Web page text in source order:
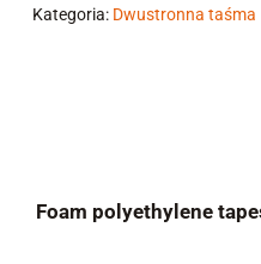
Kategoria: Dwustronna taśma
Foam polyethylene